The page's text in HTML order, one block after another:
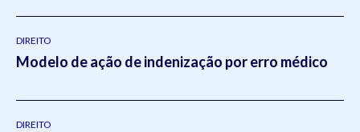
DIREITO
Modelo de ação de indenização por erro médico
DIREITO